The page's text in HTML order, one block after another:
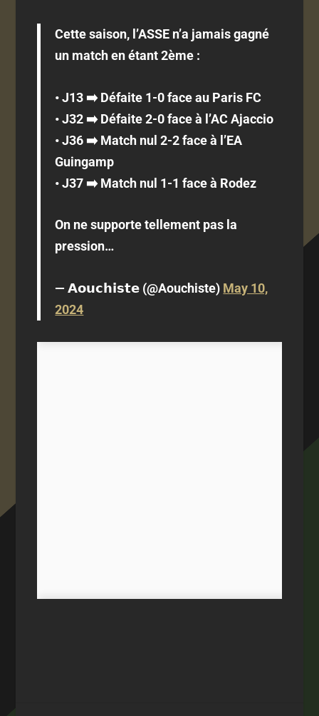
Cette saison, l’ASSE n’a jamais gagné
un match en étant 2ème :
• J13 ➡️ Défaite 1-0 face au Paris FC
• J32 ➡️ Défaite 2-0 face à l’AC Ajaccio
• J36 ➡️ Match nul 2-2 face à l’EA
Guingamp
• J37 ➡️ Match nul 1-1 face à Rodez
On ne supporte tellement pas la
pression…
— 𝗔𝗼𝘂𝗰𝗵𝗶𝘀𝘁𝗲 (@Aouchiste) May 10,
2024